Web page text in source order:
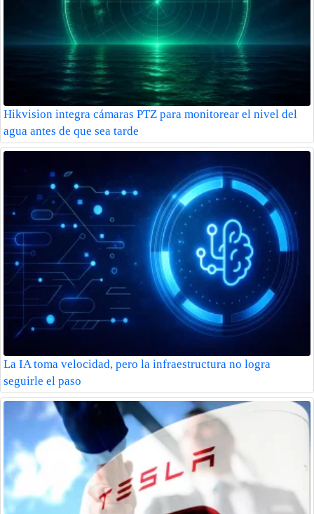
Hikvision integra cámaras PTZ para monitorear el nivel del
agua antes de que sea tarde
La IA toma velocidad, pero la infraestructura no logra
seguirle el paso